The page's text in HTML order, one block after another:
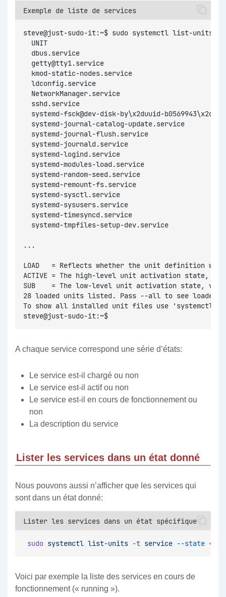
Exemple de liste de services
steve@just-sudo-it:~$ sudo systemctl list-units -
UNIT
dbus.service
getty@tty1.service
kmod-static-nodes.service
ldconfig.service
NetworkManager.service
sshd.service
systemd-fsck@dev-disk-by\x2duuid-
systemd-journal-catalog-update.service
systemd-journal-flush.service
systemd-journald.service
systemd-logind.service
systemd-modules-load.service
systemd-random-seed.service
systemd-remount-fs.service
systemd-sysctl.service
systemd-sysusers.service
systemd-timesyncd.service
systemd-tmpfiles-setup-dev.service
...
LOAD   = Reflects whether the unit definition was
ACTIVE = The high-level unit activation state,
SUB    = The low-level unit activation state,
28 loaded units listed. Pass --all to see loaded
To show all installed unit files use
steve@just-sudo-it:~$
A chaque service correspond une série d’états:
Le service est-il chargé ou non
Le service est-il actif ou non
Le service est-il en cours de fonctionnement ou
non
La description du service
Lister les services dans un état donné
Nous pouvons aussi n’afficher que les services qui
sont dans un état donné:
Lister les services dans un état spécifique
sudo systemctl list-units -t service --state <
Voici par exemple la liste des services en cours de
fonctionnement (« running »).